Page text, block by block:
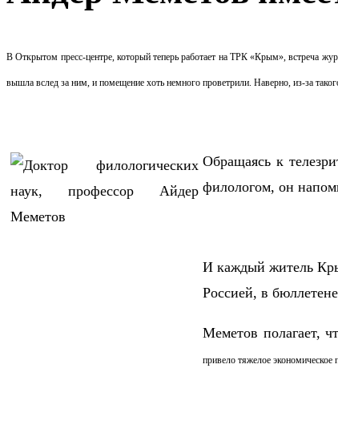
В Открытом пресс-центре, который теперь работает на ТРК «Крым», встреча
вышла вслед за ним, и помещение хоть немного проветрили. Наверно, из-за
Обращаясь к
филологом, он
И каждый житель
Россией, в
Меметов полагает,
привело тяжелое экономическое